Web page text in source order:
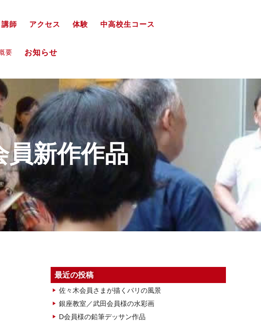
講師 アクセス 体験
中高校生コース
要 お知らせ
員新作作品
最近の投稿
佐々木会員さまが描くパリの風景
銀座教室／武田会員様の水彩画
D会員様の鉛筆デッサン作品